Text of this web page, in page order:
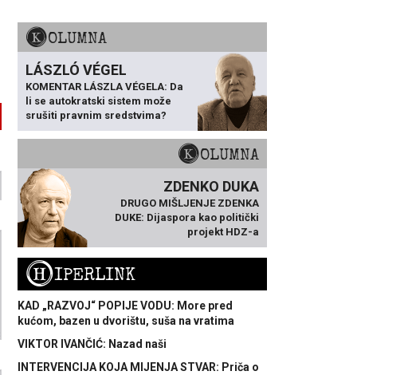
KOLUMNA
LÁSZLÓ VÉGEL
KOMENTAR LÁSZLA VÉGELA: Da
li se autokratski sistem može
srušiti pravnim sredstvima?
KOLUMNA
ZDENKO DUKA
DRUGO MIŠLJENJE ZDENKA
DUKE: Dijaspora kao politički
projekt HDZ-a
HIPERLINK
KAD „RAZVOJ“ POPIJE VODU: More pred
kućom, bazen u dvorištu, suša na vratima
VIKTOR IVANČIĆ: Nazad naši
INTERVENCIJA KOJA MIJENJA STVAR: Priča o